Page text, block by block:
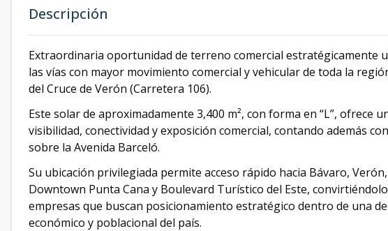
Descripción
Extraordinaria oportunidad de terreno comercial estratégicamente
las vías con mayor movimiento comercial y vehicular de toda la
del Cruce de Verón (Carretera 106).
Este solar de aproximadamente 3,400 m², con forma en “L”, ofrece
visibilidad, conectividad y exposición comercial, contando además
sobre la Avenida Barceló.
Su ubicación privilegiada permite acceso rápido hacia Bávaro,
Downtown Punta Cana y Boulevard Turístico del Este,
empresas que buscan posicionamiento estratégico dentro de una
económico y poblacional del país.